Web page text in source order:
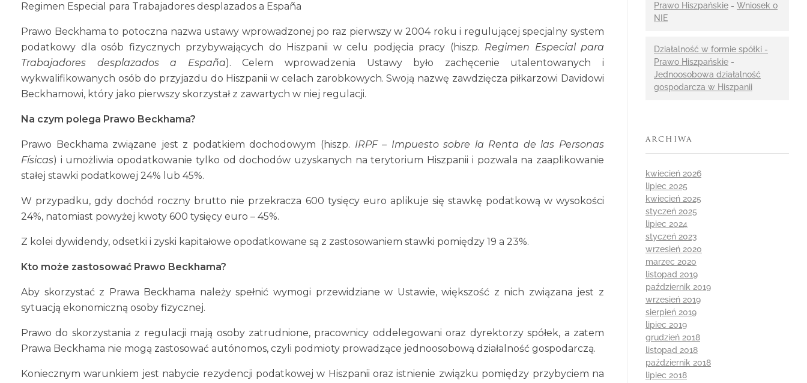
Regimen Especial para Trabajadores desplazados a España
Prawo Beckhama to potoczna nazwa ustawy wprowadzonej po raz pierwszy w 2004 roku i regulującej specjalny system
podatkowy dla osób fizycznych przybywających do Hiszpanii w celu podjęcia pracy (hiszp. Regimen Especial para
Trabajadores desplazados a España). Celem wprowadzenia Ustawy było zachęcenie utalentowanych i
wykwalifikowanych osób do przyjazdu do Hiszpanii w celach zarobkowych. Swoją nazwę zawdzięcza piłkarzowi Davidowi
Beckhamowi, który jako pierwszy skorzystał z zawartych w niej regulacji.
Na czym polega Prawo Beckhama?
Prawo Beckhama związane jest z podatkiem dochodowym (hiszp. IRPF – Impuesto sobre la Renta de las Personas
Físicas) i umożliwia opodatkowanie tylko od dochodów uzyskanych na terytorium Hiszpanii i pozwala na zaaplikowanie
stałej stawki podatkowej 24% lub 45%.
W przypadku, gdy dochód roczny brutto nie przekracza 600 tysięcy euro aplikuje się stawkę podatkową w wysokości
24%, natomiast powyżej kwoty 600 tysięcy euro – 45%.
Z kolei dywidendy, odsetki i zyski kapitałowe opodatkowane są z zastosowaniem stawki pomiędzy 19 a 23%.
Kto może zastosować Prawo Beckhama?
Aby skorzystać z Prawa Beckhama należy spełnić wymogi przewidziane w Ustawie, większość z nich związana jest z
sytuacją ekonomiczną osoby fizycznej.
Prawo do skorzystania z regulacji mają osoby zatrudnione, pracownicy oddelegowani oraz dyrektorzy spółek, a zatem
Prawa Beckhama nie mogą zastosować autónomos, czyli podmioty prowadzące jednoosobową działalność gospodarczą.
Koniecznym warunkiem jest nabycie rezydencji podatkowej w Hiszpanii oraz istnienie związku pomiędzy przybyciem na
Prawo Hiszpańskie - Wniosek o
NIE
Działalność w formie spółki -
Prawo Hiszpańskie -
Jednoosobowa działalność
gospodarcza w Hiszpanii
ARCHIWA
kwiecień 2026
lipiec 2025
kwiecień 2025
styczeń 2025
lipiec 2024
styczeń 2023
wrzesień 2020
marzec 2020
listopad 2019
październik 2019
wrzesień 2019
sierpień 2019
lipiec 2019
grudzień 2018
listopad 2018
październik 2018
lipiec 2018